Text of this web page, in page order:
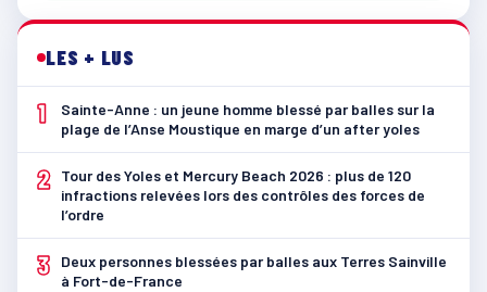
LES + LUS
1
Sainte-Anne : un jeune homme blessé par balles sur la
plage de l’Anse Moustique en marge d’un after yoles
2
Tour des Yoles et Mercury Beach 2026 : plus de 120
infractions relevées lors des contrôles des forces de
l’ordre
3
Deux personnes blessées par balles aux Terres Sainville
à Fort-de-France